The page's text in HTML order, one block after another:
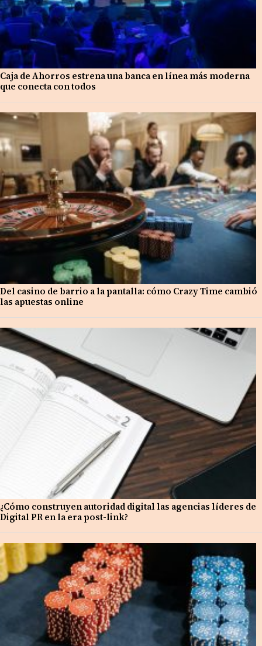
Caja de Ahorros estrena una banca en línea más moderna
que conecta con todos
Del casino de barrio a la pantalla: cómo Crazy Time cambió
las apuestas online
¿Cómo construyen autoridad digital las agencias líderes de
Digital PR en la era post-link?